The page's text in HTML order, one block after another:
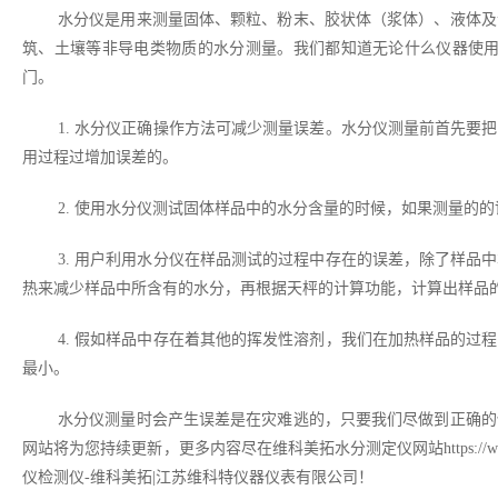
水分仪是用来测量固体、颗粒、粉末、胶状体（浆体）、液体
筑、土壤等非导电类物质的水分测量。我们都知道无论什么仪器使
门。
1. 水分仪正确操作方法可减少测量误差。水分仪测量前首先要
用过程过增加误差的。
2. 使用水分仪测试固体样品中的水分含量的时候，如果测量的
3. 用户利用水分仪在样品测试的过程中存在的误差，除了样品
热来减少样品中所含有的水分，再根据天枰的计算功能，计算出样品
4. 假如样品中存在着其他的挥发性溶剂，我们在加热样品的过
最小。
水分仪测量时会产生误差是在灾难逃的，只要我们尽做到正确
网站将为您持续更新，更多内容尽在维科美拓水分测定仪网站
仪检测仪-维科美拓|江苏维科特仪器仪表有限公司！